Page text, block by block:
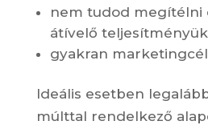
nem tudod megítélni
átívelő
gyakran
Ideális esetben
múlttal rendelkező